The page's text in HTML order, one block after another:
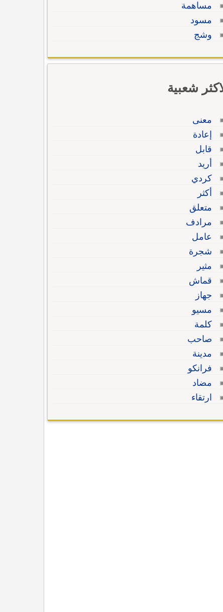
مساهمة
مسود
وشج
شعبية
معنى
إعادة
قابل
أريد
كردي
أكثر
متعلق
مرادف
عامل
شجرة
مثير
قماش
جهاز
مسيو
كلمة
صاحب
مدينة
فرانكو
مضاد
ارتقاء